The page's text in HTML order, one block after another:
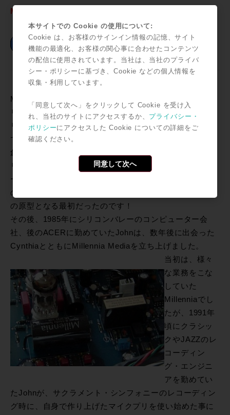
Millennia STT-1 ￥414,000
Millennia Mediaの歴史
Millennia Mediaは、クラシックのワンポイント収録での
リアルなサウンド収録の際にセレクトされる、マイクプ
リアンプの筆頭に位置しているのは誰もが認めるところ
でしょう。
創業者でもあるJohn La Grouは、7歳の頃からエレクト
リック・ギターの演奏を始め、同時にアンプやペダルボ
ードの自作も行うような少年でしたが、なんと、1974年
のLA Hiltonで行われたAES出展が、そのMillenia Media
の原型となる最初だったのです！
その後、1985年にシリコンバレーのコンピューター会
社、後のACERに勤めていたJohnは、数年後に出会った
CynthiaとともにMillennia Mediaを立ち上げました。
当初は、様々
な業務をこな
していた
Millenniaでし
たが、1991年
頃にクラシッ
クやJAZZのレ
コーディン
グ・エンジニ
アを勤めてい
たJohnが、サクラメント・シンフォニーのレコーディン
グ時に、自身で作り上げたマイクプリを使い始めた事に
本サイトでの Cookie の使用について:
Cookie は、お客様のサインイン情報の記憶、サイト
機能の最適化、お客様の関心事に合わせたコンテンツ
の配信に使用されています。当社は、当社のプライバ
シー・ポリシーに基づき、Cookie などの個人情報を
収集・利用しています。
「同意して次へ」をクリックして Cookie を受け入
れ、当社のサイトにアクセスするか、 プライバシー・
ポリシーにアクセスした Cookie についての詳細をご
確認ください。
同意して次へ